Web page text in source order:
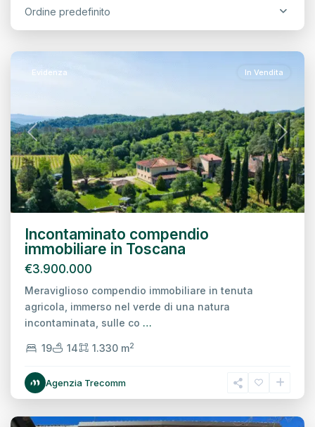
Ordine predefinito
Previous Next
Evidenza In Vendita
Incontaminato compendio
immobiliare in Toscana
€3.900.000
Meraviglioso compendio immobiliare in tenuta
agricola, immerso nel verde di una natura
incontaminata, sulle co …
19 14 1.330 m2
Agenzia Trecomm